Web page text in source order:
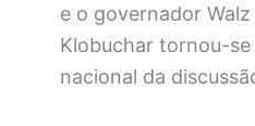
e o governador
Klobuchar tornou-
nacional da